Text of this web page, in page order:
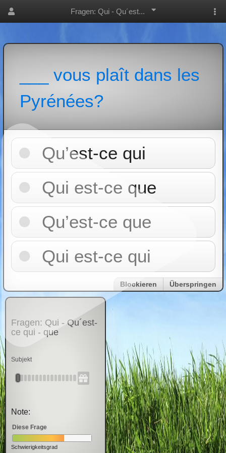
Fragen: Qui - Qu´est...
___ vous plaît dans les
Pyrénées?
Qu’est-ce qui
Qui est-ce que
Qu’est-ce que
Qui est-ce qui
Blockieren Überspringen
Fragen: Qui - Qu´est-
ce qui - que
Subjekt
Note:
Diese Frage
Schwierigkeitsgrad